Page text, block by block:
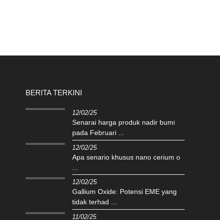
BERITA TERKINI
12/02/25
Senarai harga produk nadir bumi
pada Februari ...
12/02/25
Apa senario khusus nano cerium o
12/02/25
Gallium Oxide: Potensi EME yang
tidak terhad ...
11/02/25